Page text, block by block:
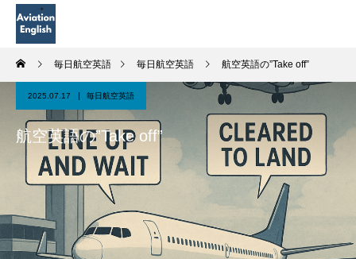
毎日航空英語 毎日航空英語 航空英語の”Take off”
2025.07.17 毎日航空英語
航空英語の”Take off”